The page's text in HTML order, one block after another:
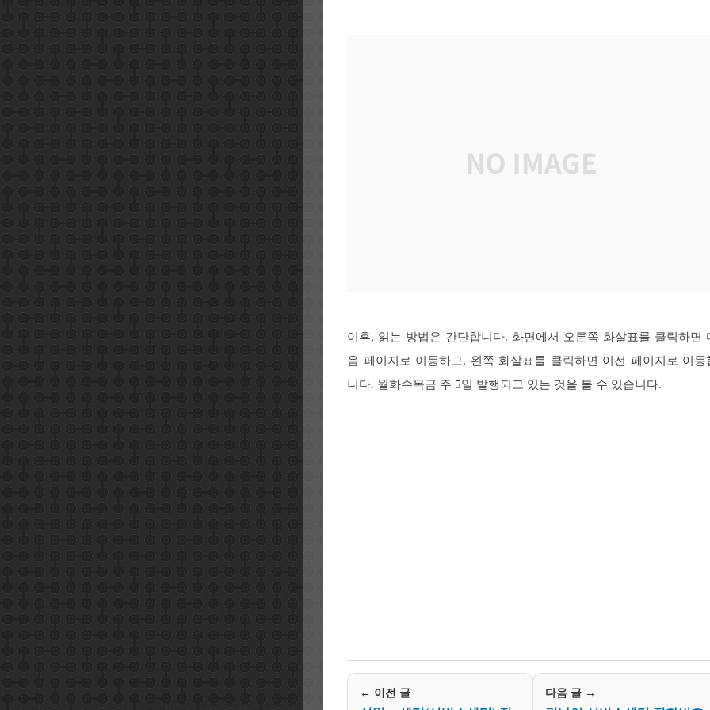
이후, 읽는 방법은 간단합니다. 화면에서 오른쪽 화살표를 클릭하면
음 페이지로 이동하고, 왼쪽 화살표를 클릭하면 이전 페이지로 이동
니다. 월화수목금 주 5일 발행되고 있는 것을 볼 수 있습니다.
← 이전 글 다음 글 →